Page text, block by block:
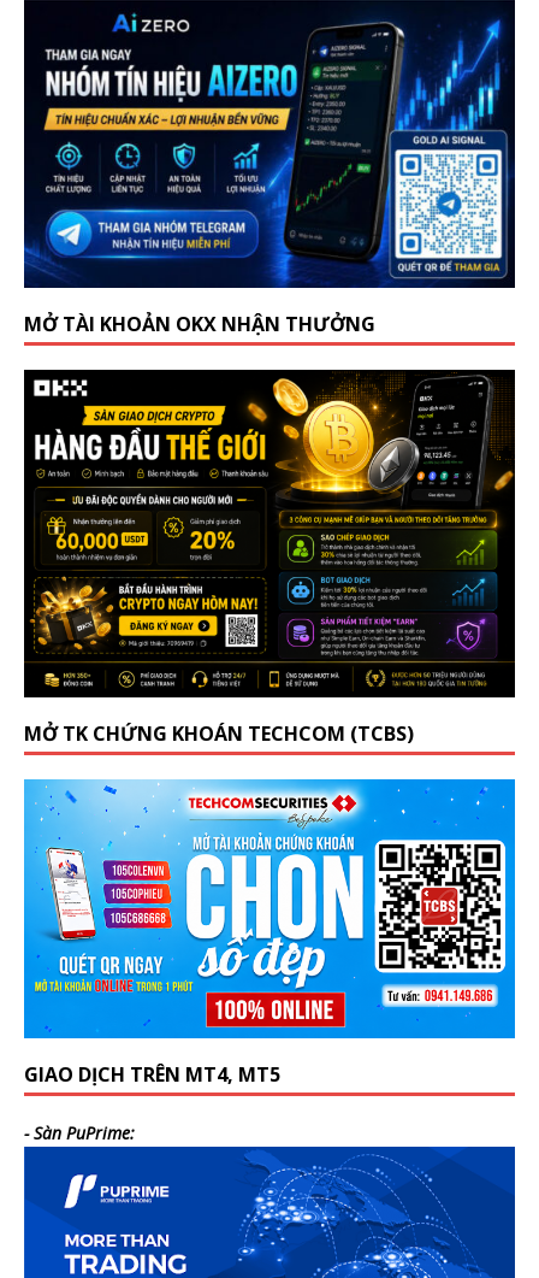
MỞ TÀI KHOẢN OKX NHẬN THƯỞNG
MỞ TK CHỨNG KHOÁN TECHCOM (TCBS)
GIAO DỊCH TRÊN MT4, MT5
- Sàn PuPrime: